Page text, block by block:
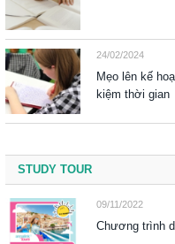
24/02/2024
Mẹo lên kế
kiệm thời gian
STUDY TOUR
09/11/2022
Chương trình